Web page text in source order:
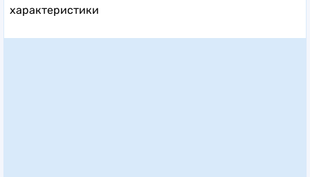
характеристики